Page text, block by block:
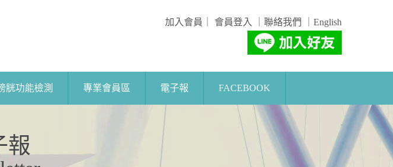
加入會員 會員登入 聯絡我們 English
胱功能檢測 專業會員區 電子報 FACEBOOK
報